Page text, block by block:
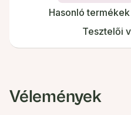
Hasonló termékek
Tesztelői
Vélemények